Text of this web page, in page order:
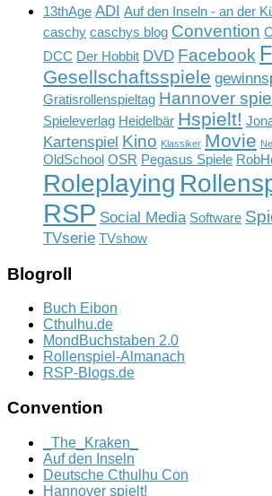
13thAge ADI Auf den Inseln - an der
caschy caschys blog Convention
DCC Der Hobbit DVD Facebook
Gesellschaftsspiele
Gratisrollenspieltag Hannover
Spieleverlag Heidelbär Hspielt!
Kartenspiel Kino Klassiker Movie
OldSchool OSR Pegasus Spiele
Roleplaying
RSP Social Media Software
TVserie TVshow
Blogroll
Buch Eibon
Cthulhu.de
MondBuchstaben 2.0
Rollenspiel-Almanach
RSP-Blogs.de
Convention
_The_Kraken_
Auf den Inseln
Deutsche Cthulhu Con
Hannover spielt!